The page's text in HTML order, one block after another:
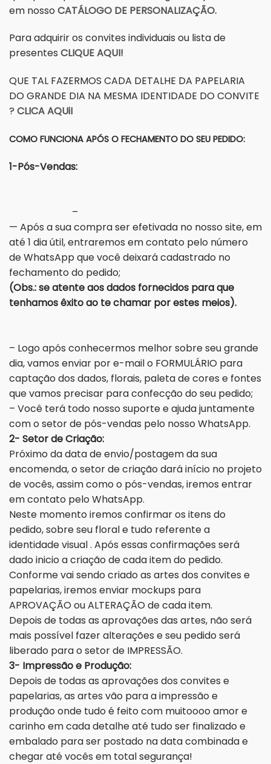
em nossoCATÁLOGO DE PERSONALIZAÇÃO.
Para adquirir os convites individuais ou lista de
presentes CLIQUE AQUI!
QUE TAL FAZERMOS CADA DETALHE DA PAPELARIA
DO GRANDE DIA NA MESMA IDENTIDADE DO CONVITE
? CLICA AQUiI
COMO FUNCIONA APÓS O FECHAMENTO DO SEU PEDIDO:
1-Pós-Vendas:
–
— Após a sua compra ser efetivada no nosso site, em
até 1 dia útil, entraremos em contato pelo número
de WhatsApp que você deixará cadastrado no
fechamento do pedido;
(Obs.: se atente aos dados fornecidos para que
tenhamos êxito ao te chamar por estes meios).
– Logo após conhecermos melhor sobre seu grande
dia, vamos enviar por e-mail o FORMULÁRIO para
captação dos dados, florais, paleta de cores e fontes
que vamos precisar para confecção do seu pedido;
– Você terá todo nosso suporte e ajuda juntamente
com o setor de pós-vendas pelo nosso WhatsApp.
2- Setor de Criação:
Próximo da data de envio/postagem da sua
encomenda, o setor de criação dará início no projeto
de vocês, assim como o pós-vendas, iremos entrar
em contato pelo WhatsApp.
Neste momento iremos confirmar os itens do
pedido, sobre seu floral e tudo referente a
identidade visual . Após essas confirmações será
dado inicio a criação de cada item do pedido.
Conforme vai sendo criado as artes dos convites e
papelarias, iremos enviar mockups para
APROVAÇÃO ou ALTERAÇÃO de cada item.
Depois de todas as aprovações das artes, não será
mais possível fazer alterações e seu pedido será
liberado para o setor de IMPRESSÃO.
3- Impressão e Produção:
Depois de todas as aprovações dos convites e
papelarias, as artes vão para a impressão e
produção onde tudo é feito com muitoooo amor e
carinho em cada detalhe até tudo ser finalizado e
embalado para ser postado na data combinada e
chegar até vocês em total segurança!